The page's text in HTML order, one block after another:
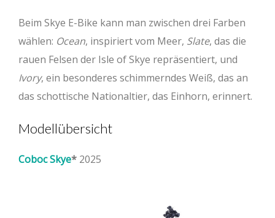
Beim Skye E-Bike kann man zwischen drei Farben
wählen: Ocean, inspiriert vom Meer, Slate, das die
rauen Felsen der Isle of Skye repräsentiert, und
Ivory, ein besonderes schimmerndes Weiß, das an
das schottische Nationaltier, das Einhorn, erinnert.
Modellübersicht
Coboc Skye 2025